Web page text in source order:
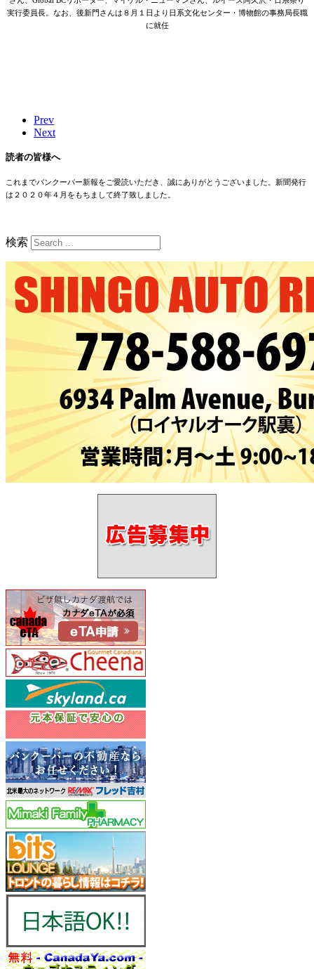
実行委員長。なお、後新門さんは８月１日より日系文化センター・博物館の事務局長職
に就任
Prev
Next
読者の皆様へ
これまでバンクーバー新報をご愛読いただき、誠にありがとうございました。新聞発行
は２０２０年４月をもちまして終了致しました。
検索